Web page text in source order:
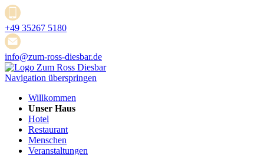
+49 35267 5180
info@zum-ross-diesbar.de
Navigation überspringen
Willkommen
Unser Haus
Hotel
Restaurant
Menschen
Veranstaltungen